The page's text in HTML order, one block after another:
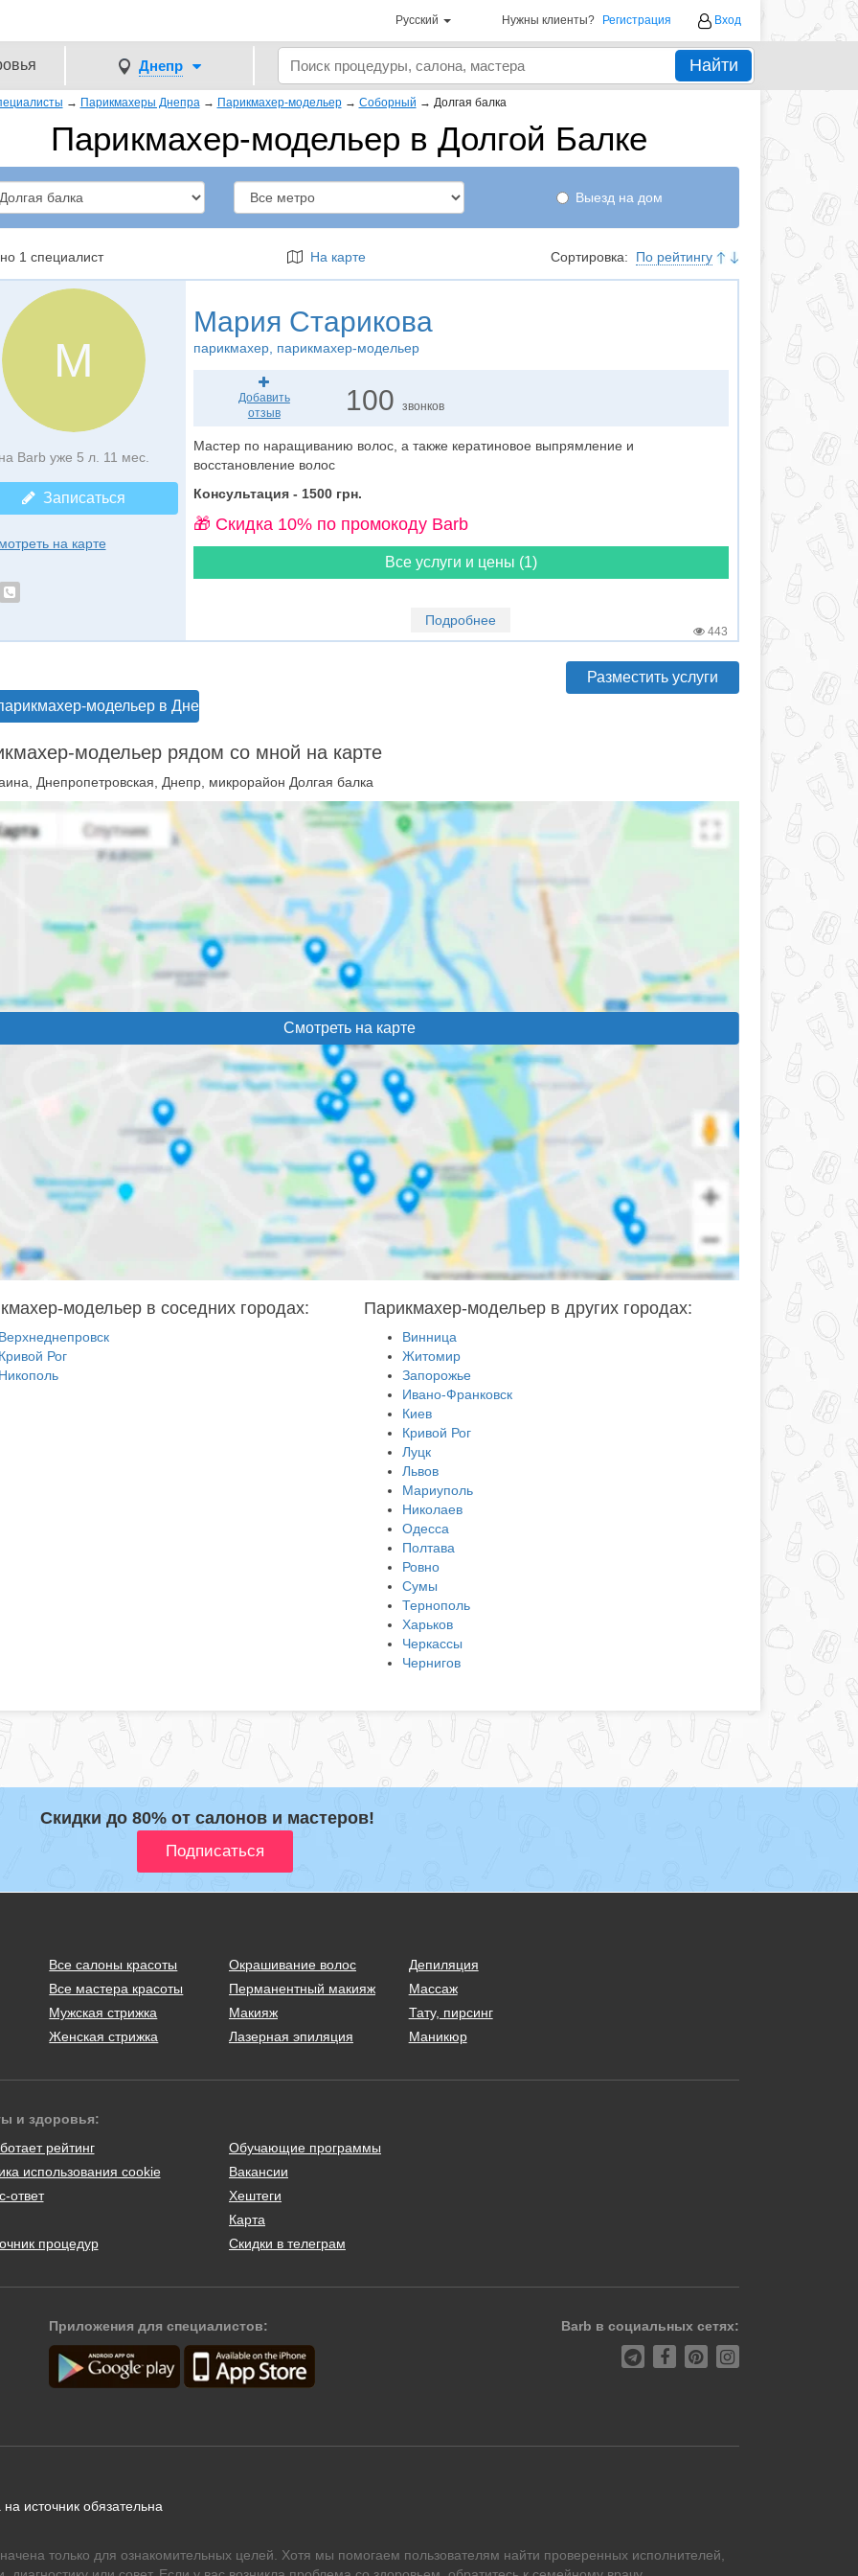
Русский Нужны клиенты? Регистрация Вход
Днепр Найти
→ Парикмахеры Днепра → Парикмахер-модельер → Соборный → Долгая балка
Парикмахер-модельер в Долгой Балке
Выезд на дом
1 специалист На карте Сортировка: По рейтингу
М
Barb уже 5 л. 11 мес.
Записаться
на карте
Мария Старикова
парикмахер, парикмахер-модельер
Добавить
отзыв
100звонков
Мастер по наращиванию волос, а также кератиновое выпрямление и
восстановление волос
Консультация - 1500 грн.
🎁 Cкидка 10% по промокоду Barb
Все услуги и цены (1)
Подробнее
443
модельер в Днепре
Разместить услуги
модельер рядом со мной на карте
Днепропетровская, Днепр, микрорайон Долгая балка
Смотреть на карте
модельер в соседних городах:
Рог
Парикмахер-модельер в других городах:
Винница
Житомир
Запорожье
Ивано-Франковск
Киев
Кривой Рог
Луцк
Львов
Мариуполь
Николаев
Одесса
Полтава
Ровно
Сумы
Тернополь
Харьков
Черкассы
Чернигов
Скидки до 80% от салонов и мастеров!
Все салоны красоты
Все мастера красоты
Мужская стрижка
Женская стрижка
Окрашивание волос
Перманентный макияж
Макияж
Лазерная эпиляция
Депиляция
Массаж
Тату, пирсинг
Маникюр
и здоровья:
рейтинг
использования cookie
ответ
процедур
Обучающие программы
Вакансии
Хештеги
Карта
Скидки в телеграм
Приложения для специалистов: Barb в социальных сетях:
источник обязательна
только для ознакомительных целей. Хотя мы помогаем пользователям найти проверенных исполнителей,